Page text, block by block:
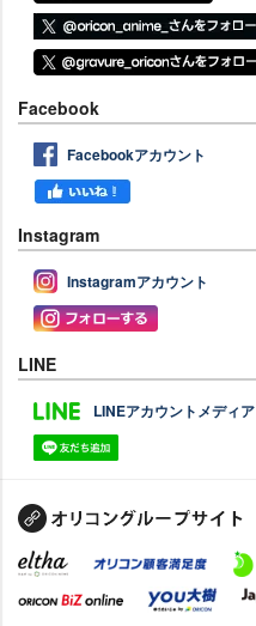
Facebook
Facebookアカウント
Instagram
Instagramアカウント
LINE
LINEアカウントメディア